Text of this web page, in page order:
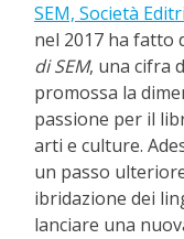
SEM, Società
nel 2017 ha fatto
di SEM, una cifra
promossa la
passione per il
arti e culture.
un passo
ibridazione dei
lanciare una